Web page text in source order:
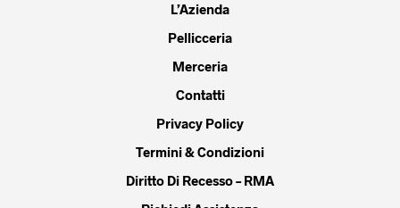
L’Azienda
Pellicceria
Merceria
Contatti
Privacy Policy
Termini & Condizioni
Diritto Di Recesso – RMA